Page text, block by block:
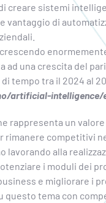
creare sistemi
vantaggio di
ad una crescita del
tempo tra il 2024 al
intelligence/
rappresenta un
rimanere competitivi
lavorando alla
i moduli dei
e migliorare i
tema con